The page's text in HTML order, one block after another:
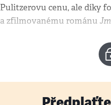
Pulitzerovu cenu, ale díky
a zfilmovanému románu